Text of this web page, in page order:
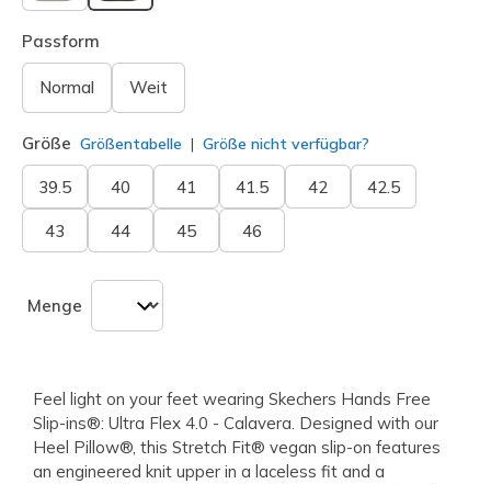
ausgewählt
Passform
Normal Weit
Größe Größentabelle Größe nicht verfügbar?
39.5 40 41 41.5 42 42.5
43 44 45 46
Menge
Feel light on your feet wearing Skechers Hands Free
Slip-ins®: Ultra Flex 4.0 - Calavera. Designed with our
Heel Pillow®, this Stretch Fit® vegan slip-on features
an engineered knit upper in a laceless fit and a